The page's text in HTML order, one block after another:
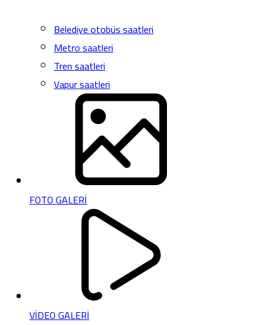
Belediye otobüs saatleri
Metro saatleri
Tren saatleri
Vapur saatleri
FOTO GALERİ
VİDEO GALERİ